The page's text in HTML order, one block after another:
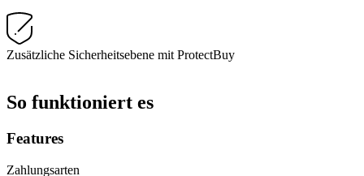
Zusätzliche Sicherheitsebene mit ProtectBuy
So funktioniert es
Features
Zahlungsarten